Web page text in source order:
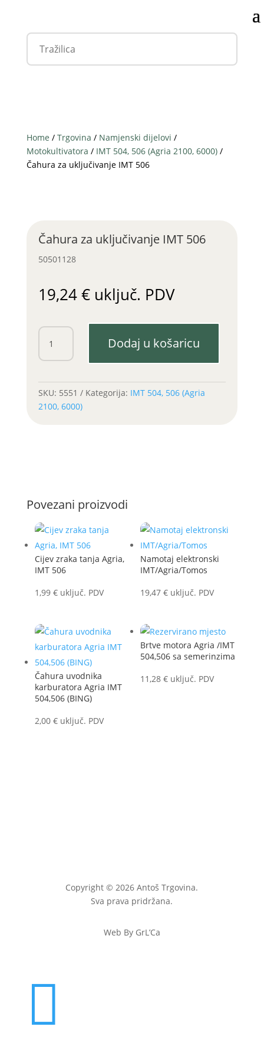
Home / Trgovina / Namjenski dijelovi /
Motokultivatora / IMT 504, 506 (Agria 2100, 6000)/
Čahura za uključivanje IMT 506
Čahura za uključivanje IMT 506
50501128
19,24€ uključ. PDV
Čahura
uključivanje
Dodaj u košaricu
SKU: 5551 Kategorija: IMT 504, 506 (Agria
2100, 6000)
Povezani proizvodi
Cijev zraka tanja Agria,
IMT 506
1,99 € uključ. PDV
Namotaj elektronski
IMT/Agria/Tomos
19,47 € uključ. PDV
Čahura uvodnika
karburatora Agria IMT
504,506 (BING)
2,00 € uključ. PDV
Brtve motora Agria /IMT
504,506 sa semerinzima
11,28 € uključ. PDV
Copyright © 2026 Antoš Trgovina.
Sva prava pridržana.
Web By GrL’Ca
